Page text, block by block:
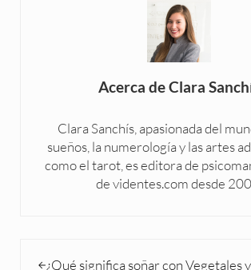
Acerca deClara
Clara Sanchís, apasionada del
sueños, la numerología y las artes
como el tarot, es editora de
de videntes.com desde
¿Qué significa soñar con Vegetales